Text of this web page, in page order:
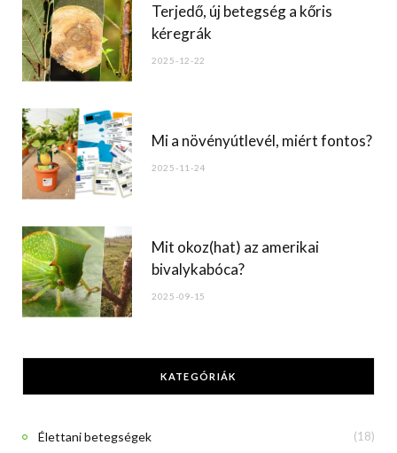
Terjedő, új betegség a kőris
kéregrák
2025-12-22
Mi a növényútlevél, miért fontos?
2025-11-24
Mit okoz(hat) az amerikai
bivalykabóca?
2025-09-15
KATEGÓRIÁK
Élettani betegségek (18)